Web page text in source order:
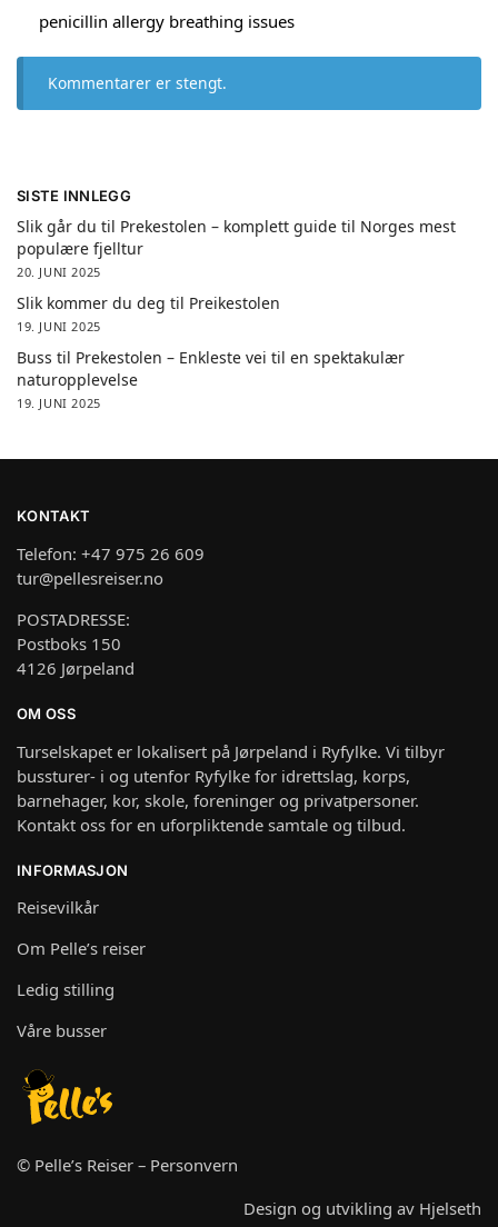
penicillin allergy breathing issues
Kommentarer er stengt.
SISTE INNLEGG
Slik går du til Prekestolen – komplett guide til Norges mest
populære fjelltur
20. JUNI 2025
Slik kommer du deg til Preikestolen
19. JUNI 2025
Buss til Prekestolen – Enkleste vei til en spektakulær
naturopplevelse
19. JUNI 2025
KONTAKT
Telefon: +47 975 26 609
tur@pellesreiser.no
POSTADRESSE:
Postboks 150
4126 Jørpeland
OM OSS
Turselskapet er lokalisert på Jørpeland i Ryfylke. Vi tilbyr
bussturer- i og utenfor Ryfylke for idrettslag, korps,
barnehager, kor, skole, foreninger og privatpersoner.
Kontakt oss for en uforpliktende samtale og tilbud.
INFORMASJON
Reisevilkår
Om Pelle’s reiser
Ledig stilling
Våre busser
© Pelle’s Reiser – Personvern
Design og utvikling av Hjelseth